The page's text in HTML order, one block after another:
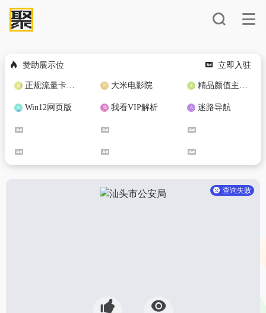
赞助展示位 立即入驻
正规流量卡免费加盟合作 大米电影院 精品颜值主播定制
Win12网页版 我看VIP解析 迷路导航
查询失败